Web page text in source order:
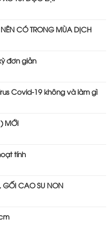
CÓ TRONG MÙA DỊCH
đơn giản
Covid-19 không và làm gì
MỚI
tính
GỐI CAO SU NON